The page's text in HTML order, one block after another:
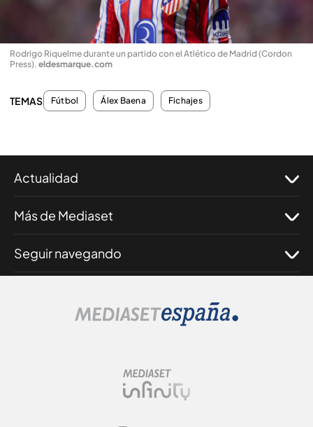
Rodrigo Riquelme durante un partido con el Atlético de Madrid (Cordon
Press). eldesmarque.com
TEMAS Fútbol Álex Baena Fichajes
Actualidad
Más de Mediaset
Seguir navegando